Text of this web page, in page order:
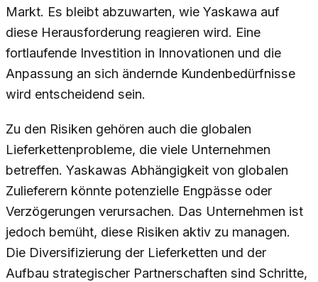
Markt. Es bleibt abzuwarten, wie Yaskawa auf
diese Herausforderung reagieren wird. Eine
fortlaufende Investition in Innovationen und die
Anpassung an sich ändernde Kundenbedürfnisse
wird entscheidend sein.
Zu den Risiken gehören auch die globalen
Lieferkettenprobleme, die viele Unternehmen
betreffen. Yaskawas Abhängigkeit von globalen
Zulieferern könnte potenzielle Engpässe oder
Verzögerungen verursachen. Das Unternehmen ist
jedoch bemüht, diese Risiken aktiv zu managen.
Die Diversifizierung der Lieferketten und der
Aufbau strategischer Partnerschaften sind Schritte,